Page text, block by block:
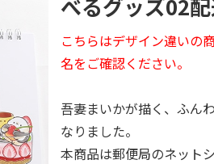
べるグッズ02
こちらはデザイン違いの
名をご確認ください。
吾妻まいかが描く、ふん
なりました。
本商品は郵便局のネット